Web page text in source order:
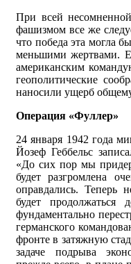
При всей
фашизмом все же
что победа эта могла
меньшими жертвами.
американским
геополитические
наносили ущерб
Операция «Фуллер»
24 января 1942 года
Йозеф Геббельс
«До сих пор мы
будет разгромлена
оправдались. Теперь
будет
фундаментально
германского
фронте в затяжную
задаче подрыва